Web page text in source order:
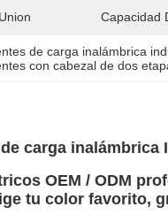
Capacidad
de carga inalámbrica
con cabezal de dos
carga
OEM / ODM
tu color favorito,